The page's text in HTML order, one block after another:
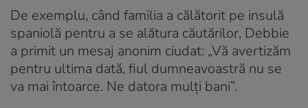
De exemplu, când familia a călătorit pe insulă
spaniolă pentru a se alătura căutărilor, Debbie
a primit un mesaj anonim ciudat: „Vă avertizăm
pentru ultima dată, fiul dumneavoastră nu se
va mai întoarce. Ne datora mulți bani”.